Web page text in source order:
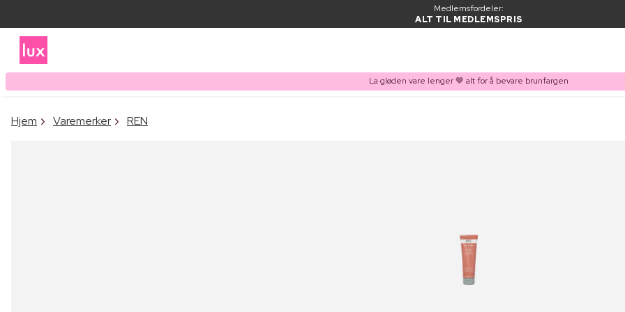
Medlemsfordeler:
ALT TIL MEDLEMSPRIS
La gløden vare lenger 🤎 alt for å bevare brunfargen
Hjem Varemerker REN